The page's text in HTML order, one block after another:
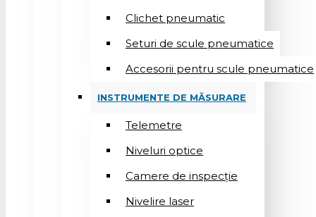
Clichet pneumatic
Seturi de scule pneumatice
Accesorii pentru scule pneumatice
INSTRUMENTE DE MĂSURARE
Telemetre
Niveluri optice
Camere de inspecție
Nivelire laser